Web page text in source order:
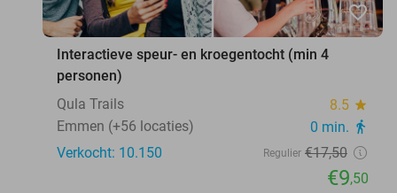
favorite_border
Interactieve speur- en kroegentocht (min 4
personen)
Qula Trails
8.5 star
Emmen (+56 locaties) 0 min. directions_walk
Verkocht: 10.150 Regulier €17,50
€9,50